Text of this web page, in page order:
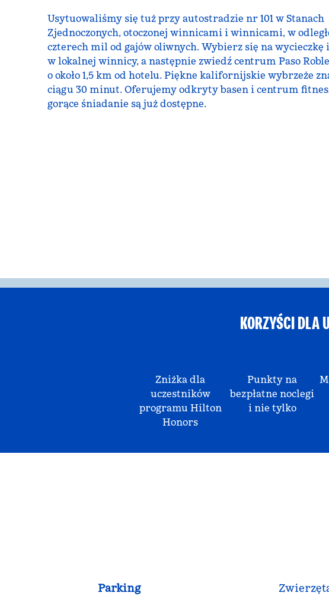
Usytuowaliśmy się tuż przy autostradzie nr 101 w Stanach
Zjednoczonych, otoczonej winnicami i winnicami, w
czterech mil od gajów oliwnych. Wybierz się na wycieczkę
w lokalnej winnicy, a następnie zwiedź centrum Paso
o około 1,5 km od hotelu. Piękne kalifornijskie wybrzeże
ciągu 30 minut. Oferujemy odkryty basen i centrum
gorące śniadanie są już dostępne.
KORZYŚCI DLA
Zniżka dla
uczestników
programu Hilton
Honors
Punkty na
bezpłatne noclegi
i nie tylko
Parking